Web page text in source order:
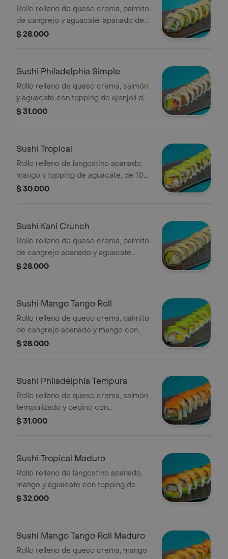
Rollo relleno de queso crema, palmito
de cangrejo y aguacate, apanado de
10 piezas.
$ 28.000
Sushi Philadelphia Simple
Rollo relleno de queso crema, salmón
y aguacate con topping de ajonjolí de
10 piezas.
$ 31.000
Sushi Tropical
Rollo relleno de langostino apanado,
mango y topping de aguacate, de 10
piezas.
$ 30.000
Sushi Kani Crunch
Rollo relleno de queso crema, palmito
de cangrejo apanado y aguacate,
apanado, de 10 piezas.
$ 28.000
Sushi Mango Tango Roll
Rollo relleno de queso crema, palmito
de cangrejo apanado y mango con
topping de aguacate, de 10 piezas.
$ 28.000
Sushi Philadelphia Tempura
Rollo relleno de queso crema, salmón
tempurizado y pepino con
topping de masago, de 10 piezas.
$ 31.000
Sushi Tropical Maduro
Rollo relleno de langostino apanado,
mango y aguacate con topping de
plátano maduro, de 10 piezas.
$ 32.000
Sushi Mango Tango Roll Maduro
Rollo relleno de queso crema, mango